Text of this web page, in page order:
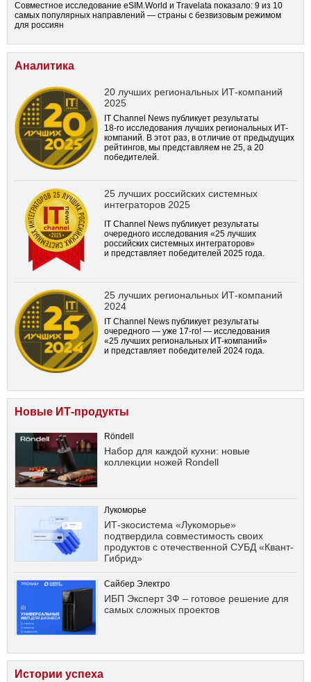
Совместное исследование eSIM.World и Travelata показало: 9 из 10
самых популярных направлений — страны с безвизовым режимом
для россиян
Аналитика
20 лучших региональных ИТ-компаний
2025
IT Channel News публикует результаты
18-го исследования лучших региональных ИТ-
компаний. В этот раз, в отличие от предыдущих
рейтингов, мы представляем не 25, а 20
победителей.
25 лучших российских системных
интеграторов 2025
IT Channel News публикует результаты
очередного исследования «25 лучших
российских системных интеграторов»
и представляет победителей 2025 года.
25 лучших региональных ИТ-компаний
2024
IT Channel News публикует результаты
очередного — уже 17-го! — исследования
«25 лучших региональных ИТ-компаний»
и представляет победителей 2024 года.
Новые ИТ-продукты
Röndell
Набор для каждой кухни: новые
коллекции ножей Rondell
Лукоморье
ИТ-экосистема «Лукоморье»
подтвердила совместимость своих
продуктов с отечественной СУБД «Квант-
Гибрид»
Сайбер Электро
ИБП Эксперт 3Ф – готовое решение для
самых сложных проектов
Истории успеха